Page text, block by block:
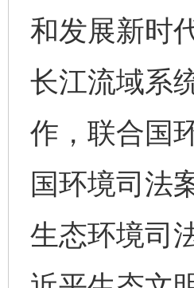
和发展新时
长江流域系
作，联合国
国环境司法
生态环境司